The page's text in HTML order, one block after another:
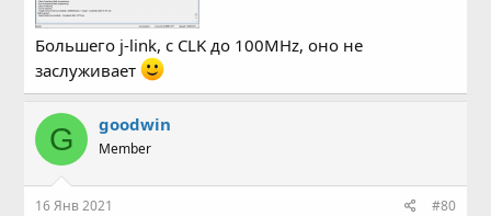
Большего j-link, с CLK до 100MHz, оно не
заслуживает
G goodwin
Member
16 Янв 2021 #80